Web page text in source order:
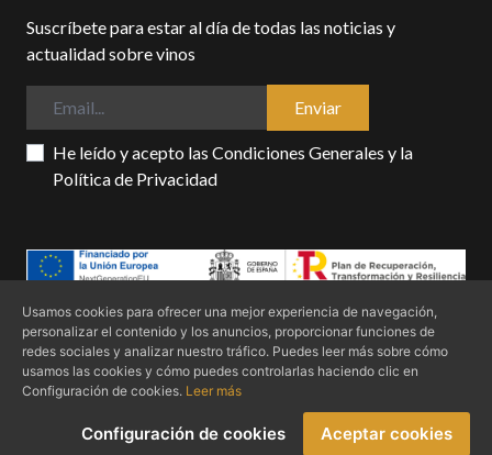
Suscríbete para estar al día de todas las noticias y
actualidad sobre vinos
Enviar
He leído y acepto las Condiciones Generales y la
Política de Privacidad
Condiciones generalesPolitica de privacidadPolítica de cookies
Declaración de Accessibilidad
Redvins © 2024 - Todos los derechos reservados
Usamos cookies para ofrecer una mejor experiencia de navegación,
personalizar el contenido y los anuncios, proporcionar funciones de
redes sociales y analizar nuestro tráfico. Puedes leer más sobre cómo
usamos las cookies y cómo puedes controlarlas haciendo clic en
Configuración de cookies. Leer más
Configuración de cookies Aceptar cookies